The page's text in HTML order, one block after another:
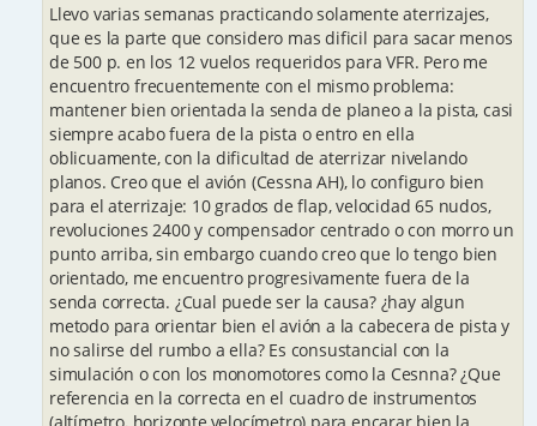
Llevo varias semanas practicando solamente aterrizajes,
que es la parte que considero mas dificil para sacar menos
de 500 p. en los 12 vuelos requeridos para VFR. Pero me
encuentro frecuentemente con el mismo problema:
mantener bien orientada la senda de planeo a la pista, casi
siempre acabo fuera de la pista o entro en ella
oblicuamente, con la dificultad de aterrizar nivelando
planos. Creo que el avión (Cessna AH), lo configuro bien
para el aterrizaje: 10 grados de flap, velocidad 65 nudos,
revoluciones 2400 y compensador centrado o con morro un
punto arriba, sin embargo cuando creo que lo tengo bien
orientado, me encuentro progresivamente fuera de la
senda correcta. ¿Cual puede ser la causa? ¿hay algun
metodo para orientar bien el avión a la cabecera de pista y
no salirse del rumbo a ella? Es consustancial con la
simulación o con los monomotores como la Cesnna? ¿Que
referencia en la correcta en el cuadro de instrumentos
(altímetro, horizonte,velocímetro) para encarar bien la